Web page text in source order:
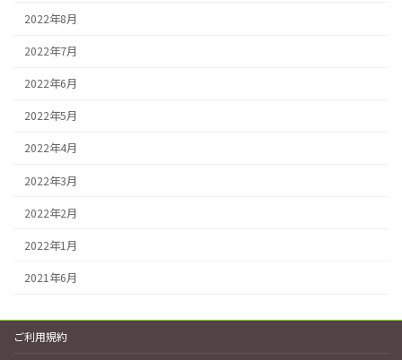
2022年8月
2022年7月
2022年6月
2022年5月
2022年4月
2022年3月
2022年2月
2022年1月
2021年6月
ご利用規約